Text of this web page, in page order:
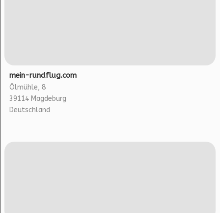
mein-rundflug.com
Ölmühle, 8
39114 Magdeburg
Deutschland